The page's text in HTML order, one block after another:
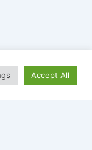
Accept All